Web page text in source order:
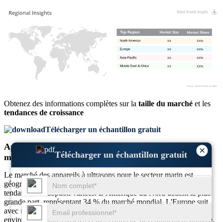
×
Télécharger un échantillon gratuit
XX%
XX
XX%
XX
XX%
XX
XX%
XX
Obtenez des informations complètes sur la taille du marché et les
tendances de croissance
Télécharger un échantillon gratuit
Appareil à ultrasons pour les perspectives régionales
marines
Le marché des appareils à ultrasons pour le secteur marin est
géographiquement diversifié, différentes régions présentant des
tendances d’adoption variées. L’Amérique du Nord détient la plus
grande part, représentant 34 % du marché mondial. L'Europe suit
avec une part de 27 %, tirée par des réglementations
environnementales strictes et des efforts de développement durable.